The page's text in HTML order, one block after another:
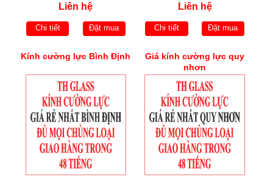
Liên hệ
Chi tiết Đặt mua
Liên hệ
Chi tiết Đặt mua
Kính cường lực Bình Định
Giá kính cường lực quy
nhơn